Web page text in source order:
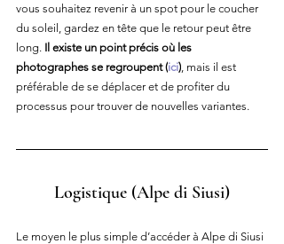
vous souhaitez revenir à un spot pour le coucher
du soleil, gardez en tête que le retour peut être
long. Il existe un point précis où les
photographes se regroupent (ici) , mais il est
préférable de se déplacer et de profiter du
processus pour trouver de nouvelles variantes.
Logistique (Alpe di Siusi)
Le moyen le plus simple d’accéder à Alpe di Siusi